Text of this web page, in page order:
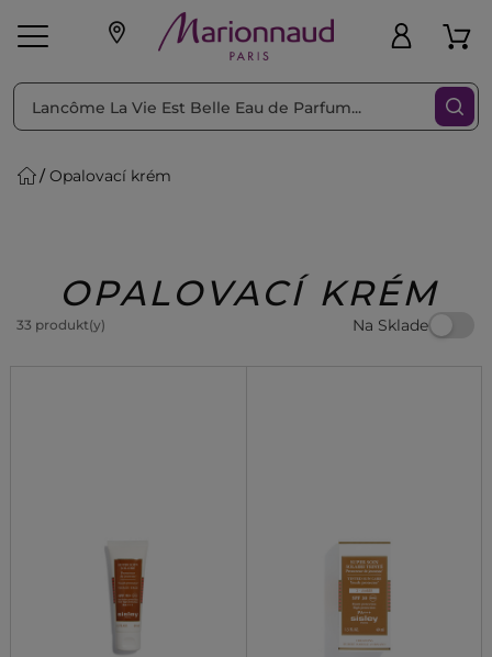
pleť Líčenie
Beauty
Opalovací krém
OPALOVACÍ KRÉM
33 produkt(y) Na Sklade
Triediť podľa Filtrovať